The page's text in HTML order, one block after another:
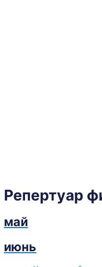
Репертуар
май
июнь